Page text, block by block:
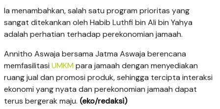
Ia menambahkan, salah satu program prioritas yang
sangat ditekankan oleh Habib Luthfi bin Ali bin Yahya
adalah perhatian terhadap perekonomian jamaah.
Annitho Aswaja bersama Jatma Aswaja berencana
memfasilitasi UMKM para jamaah dengan menyediakan
ruang jual dan promosi produk, sehingga tercipta interaksi
ekonomi yang nyata dan perekonomian jamaah dapat
terus bergerak maju. (eko/redaksi)